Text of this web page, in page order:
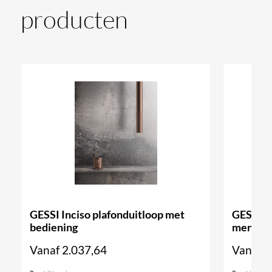
producten
GESSI Inciso plafonduitloop met
bediening
Vanaf2.037,64
GESSI
Vanaf